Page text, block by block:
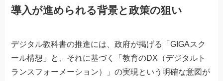
導入が進められる背景と政策の狙い
デジタル教科書の推進には、政府が掲げる「GIGAスク
ール構想」と、それに基づく「教育のDX（デジタルト
ランスフォーメーション）」の実現という明確な意図が